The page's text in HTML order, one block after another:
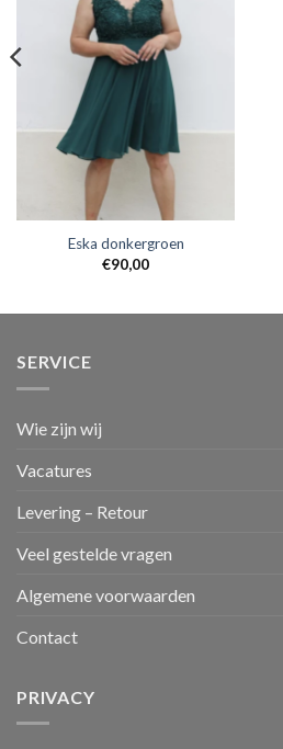
Eska donkergroen
€90,00
SERVICE
Wie zijn wij
Vacatures
Levering – Retour
Veel gestelde vragen
Algemene voorwaarden
Contact
PRIVACY